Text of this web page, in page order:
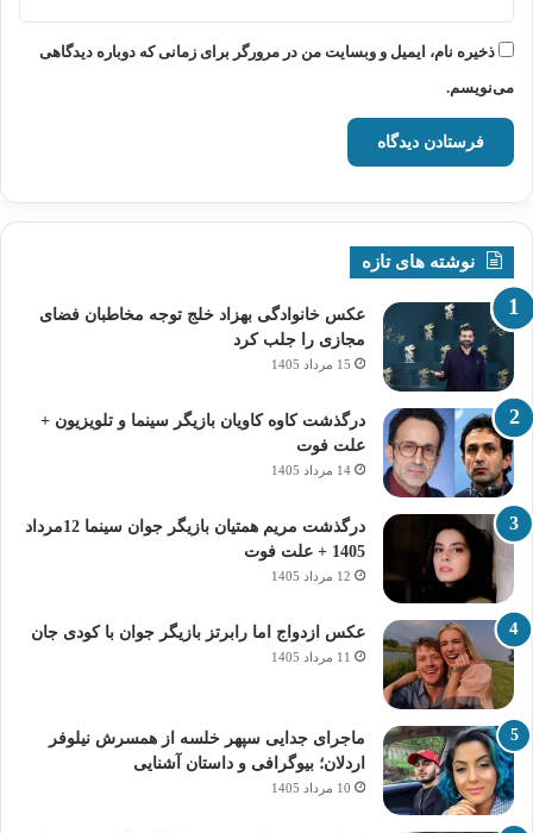
ذخیره نام، ایمیل و وبسایت من در مرورگر برای زمانی که دوباره دیدگاهی
می‌نویسم.
نوشته های تازه
عکس خانوادگی بهزاد خلج توجه مخاطبان فضای
مجازی را جلب کرد
15 مرداد 1405
درگذشت کاوه کاویان بازیگر سینما و تلویزیون +
علت فوت
14 مرداد 1405
درگذشت مریم همتیان بازیگر جوان سینما 12مرداد
1405 + علت فوت
12 مرداد 1405
عکس ازدواج اما رابرتز بازیگر جوان با کودی جان
11 مرداد 1405
ماجرای جدایی سپهر خلسه از همسرش نیلوفر
اردلان؛ بیوگرافی و داستان آشنایی
10 مرداد 1405